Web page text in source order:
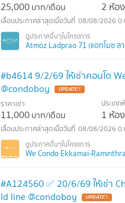
25,000บาท/เดือน 2 ห้อ
08/08/2026
Atmoz Ladprao 71 (แอทโมซ ล
#b4614 9/2/69 ให้เช่าคอนโด
@condoboy
UPDATE !
ราคาเช่า
11,000บาท/เดือน
ประเภท
1 ห้อ
08/08/2026
We Condo Ekkamai-
#A124560 ✅ 20/6/69 ให้เช่า
ld line @condoboy
UPDATE !